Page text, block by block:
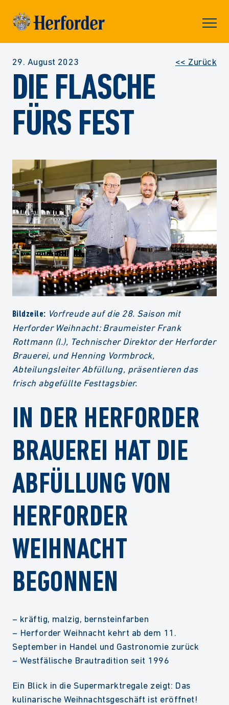
29. August 2023 << Zurück
DIE FLASCHE
FÜRS FEST
Bildzeile: Vorfreude auf die 28. Saison mit
Herforder Weihnacht: Braumeister Frank
Rottmann (l.), Technischer Direktor der Herforder
Brauerei, und Henning Vormbrock,
Abteilungsleiter Abfüllung, präsentieren das
frisch abgefüllte Festtagsbier.
IN DER HERFORDER
BRAUEREI HAT DIE
ABFÜLLUNG VON
HERFORDER
WEIHNACHT
BEGONNEN
– kräftig, malzig, bernsteinfarben
– Herforder Weihnacht kehrt ab dem 11.
September in Handel und Gastronomie zurück
– Westfälische Brautradition seit 1996
Ein Blick in die Supermarktregale zeigt: Das
kulinarische Weihnachtsgeschäft ist eröffnet!